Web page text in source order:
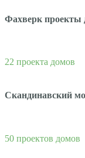
Фахверк проекты
22 проекта домов
Скандинавский
50 проектов домов